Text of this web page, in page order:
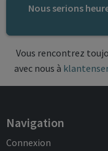
Nous serions
Vous rencontrez
avec nous à
Navigation
Connexion